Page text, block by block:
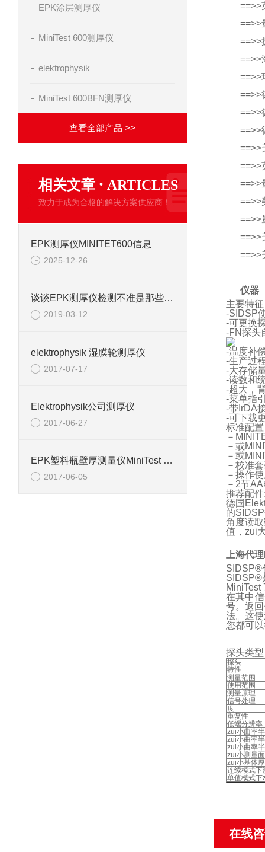
EPK涂层测厚仪
MiniTest 600测厚仪
elektrophysik
MiniTest 600BFN测厚仪
查看全部产品 >>
相关文章 · ARTICLES
致力于成为合格的解决方案供应商！
EPK测厚仪MINITET600信息
2025-12-26
谈谈EPK测厚仪检测不准是那些因素呢？
2019-03-12
elektrophysik 湿膜轮测厚仪
2017-07-17
Elektrophysik公司测厚仪
2017-06-27
EPK塑料瓶壁厚测量仪MiniTest 7400 FH
2017-06-05
==>>
==>>
==>>
==>>
==>>
==>>
==>>
==>>
==>>
==>>
==>>
==>>
==>>
==>>
==>>
仪器
主要特
-SIDSP
-可更换
-FN探头
-温度补
-生产过
-大存储
-读数和
-超大，
-菜单指
-带IrDA
-可下载
标
－
－或
－或
－校准
－操作
－2节
推荐配
德国
的
角度读
值，zui
上海代
SIDSP®
SIDSP®
MiniTest
在其中
号。返
法。这
您都可
探头类
探头
特性
测量范围
使用范围
测量原理
信号处理
度
重复性
低端分辨率
zui小曲率
zui小曲率
zui小曲率
zui小测量
zui小基体
连续模式下
单值模式下
在线